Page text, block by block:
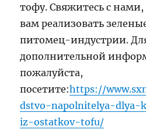
тофу. Свяжитесь с
вам реализовать
питомец-индустрии.
дополнительной
пожалуйста,
посетите:https://
dstvo-napolnitelya-dlya-
iz-ostatkov-tofu/